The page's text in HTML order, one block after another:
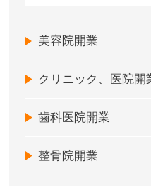
美容院開業
クリニック、医院開
歯科医院開業
整骨院開業